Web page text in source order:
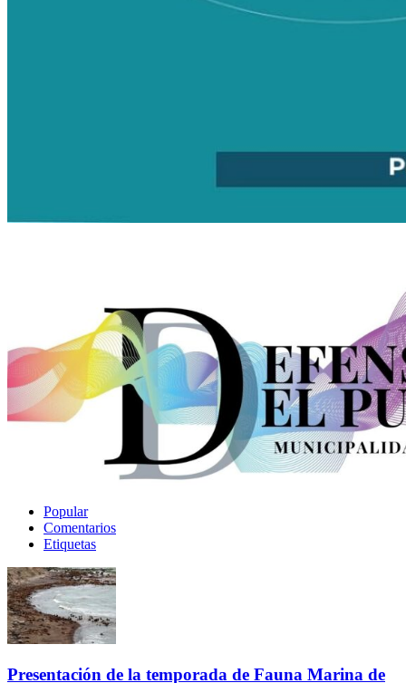
Popular
Comentarios
Etiquetas
Presentación de la temporada de Fauna Marina de